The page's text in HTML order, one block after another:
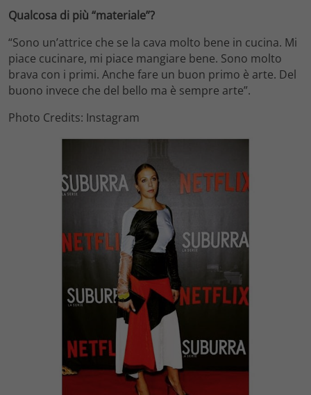
Qualcosa di più “materiale”?
“Sono un’attrice che se la cava molto bene in cucina. Mi
piace cucinare, mi piace mangiare bene. Sono molto
brava con i primi. Anche fare un buon primo è arte. Del
buono invece che del bello ma è sempre arte”.
Photo Credits: Instagram